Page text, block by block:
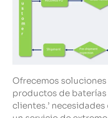
Ofrecemos
productos de
clientes.’